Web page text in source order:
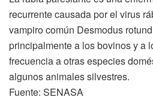
recurrente causada por el virus
vampiro común Desmodus
principalmente a los bovinos y a
frecuencia a otras especies
algunos animales silvestres.
Fuente: SENASA